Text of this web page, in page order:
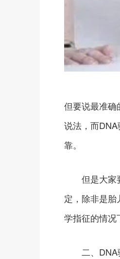
但要说最准确
说法，而
靠。
但是大家要
定，除非是
学指征的情况
二、DNA